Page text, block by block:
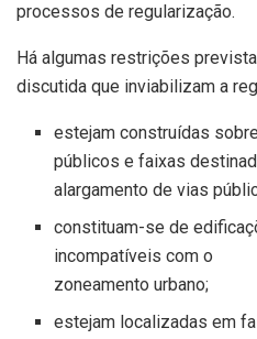
processos de regularização.
Há algumas restrições
discutida que inviabilizam a
estejam construídas
públicos e faixas
alargamento de vias
constituam-se de
incompatíveis com o
zoneamento urbano;
estejam localizadas em